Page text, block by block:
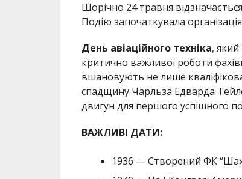
Щорічно 24 травня
Подію започаткувала
День авіаційного техніка,
критично важливої роботи
вшановують не лише
спадщину Чарльза Едварда
двигун для першого успішного
ВАЖЛИВІ ДАТИ:
1936 — Створений ФК